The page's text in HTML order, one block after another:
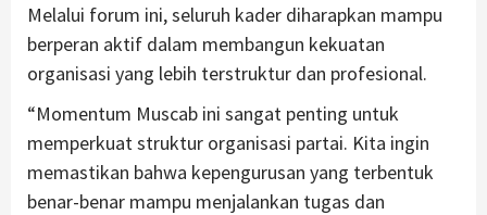
Melalui forum ini, seluruh kader diharapkan mampu
berperan aktif dalam membangun kekuatan
organisasi yang lebih terstruktur dan profesional.
“Momentum Muscab ini sangat penting untuk
memperkuat struktur organisasi partai. Kita ingin
memastikan bahwa kepengurusan yang terbentuk
benar-benar mampu menjalankan tugas dan